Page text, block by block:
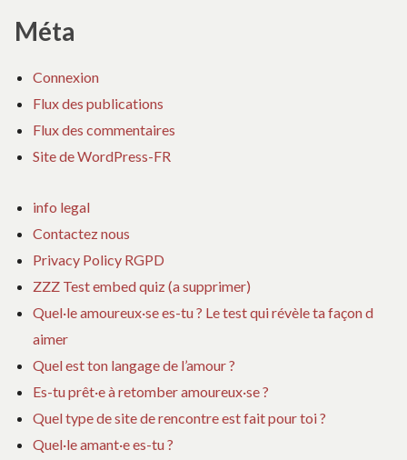
Méta
Connexion
Flux des publications
Flux des commentaires
Site de WordPress-FR
info legal
Contactez nous
Privacy Policy RGPD
ZZZ Test embed quiz (a supprimer)
Quel·le amoureux·se es-tu ? Le test qui révèle ta façon d
aimer
Quel est ton langage de l’amour ?
Es-tu prêt·e à retomber amoureux·se ?
Quel type de site de rencontre est fait pour toi ?
Quel·le amant·e es-tu ?